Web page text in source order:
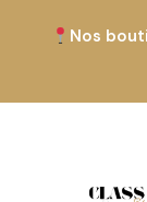
Nos